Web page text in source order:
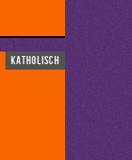
katholisch